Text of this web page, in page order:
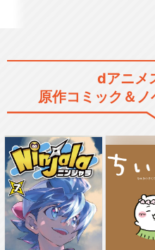
dアニメ
原作コミック＆ノ